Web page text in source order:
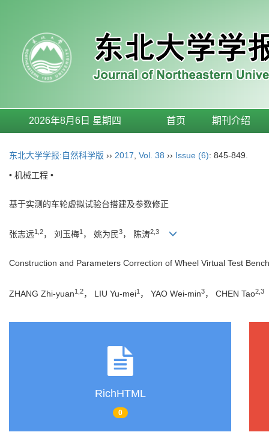
2026年8月6日 星期四 首页 期刊介绍
东北大学学报:自然科学版 ›› 2017 Vol. 38 ›› Issue (6): 845-849.
• 机械工程 •
基于实测的车轮虚拟试验台搭建及参数修正
张志远1,2， 刘玉梅1 ， 姚为民3， 陈涛2,3
Construction and Parameters Correction of Wheel Virtual Test
ZHANG Zhi-yuan1,2， LIU Yu-mei1 ， YAO Wei-min3， CHEN Tao2,3
RichHTML
0